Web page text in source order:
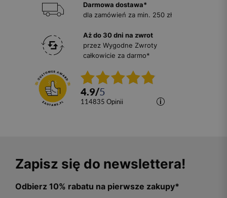
Darmowa dostawa*
dla zamówień za min. 250 zł
Aż do 30 dni na zwrot
przez Wygodne Zwroty
całkowicie za darmo*
4.9/5
114835 opinii
Zapisz się do newslettera!
Odbierz 10% rabatu na pierwsze zakupy*